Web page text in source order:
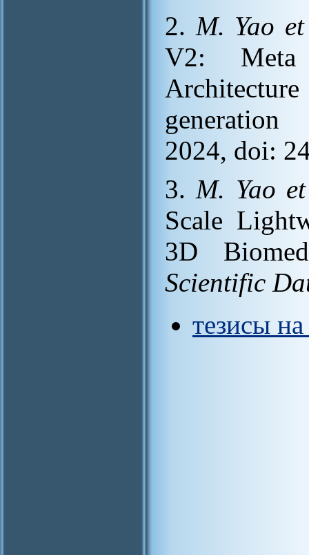
2. M. Yao
V2: Meta
generation
2024, doi:
3.M. Yao
Scale
3D
Scientific
тезисы